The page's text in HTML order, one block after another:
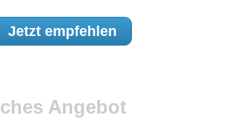
Jetzt empfehlen
Angebot